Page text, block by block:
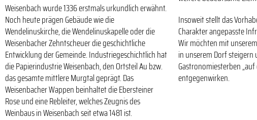
Weisenbach wurde 1336 erstmals urkundlich erwähnt.
Noch heute prägen Gebäude wie die
Wendelinuskirche, die Wendelinuskapelle oder die
Weisenbacher Zehntscheuer die geschichtliche
Entwicklung der Gemeinde. Industriegeschichtlich hat
die Papierindustrie Weisenbach, den Ortsteil Au bzw.
das gesamte mittlere Murgtal geprägt. Das
Weisenbacher Wappen beinhaltet die Ebersteiner
Rose und eine Rebleiter, welches Zeugnis des
Weinbaus in Weisenbach seit etwa 1481 ist.
Insoweit stellt das
Charakter angepasste
Wir möchten mit
in unserem Dorf steigern
Gastronomiesterben „auf
entgegenwirken.